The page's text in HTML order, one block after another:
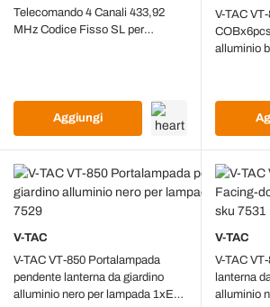
Telecomando 4 Canali 433,92
MHz Codice Fisso SL per
Aggiungi
V-TAC
alluminio
V-TAC
V-TAC VT-850 Portalampada
pendente lanterna da giardino
alluminio nero per lampada 1xE27
V-TAC
V-TAC
lanterna
alluminio